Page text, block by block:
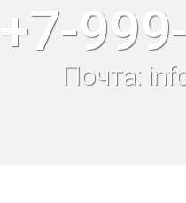
+7-
Почта: